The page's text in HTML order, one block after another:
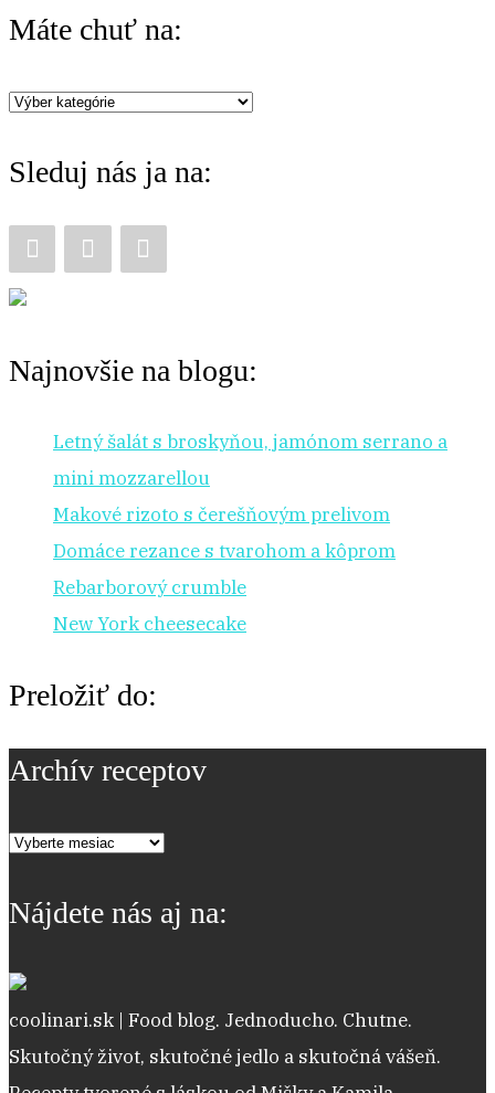
c
f
o
:
Máte chuť na:
Máte
na:
Sleduj nás ja na:
Najnovšie na blogu:
Letný šalát s broskyňou, jamónom serrano a
mini mozzarellou
Makové rizoto s čerešňovým prelivom
Domáce rezance s tvarohom a kôprom
Rebarborový crumble
New York cheesecake
Preložiť do:
Archív receptov
Archív
Nájdete nás aj na:
coolinari.sk | Food blog. Jednoducho. Chutne.
Skutočný život, skutočné jedlo a skutočná vášeň.